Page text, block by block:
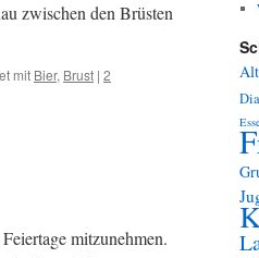
zwischen den Brüsten
mit Bier, Brust | 2
mitzunehmen.